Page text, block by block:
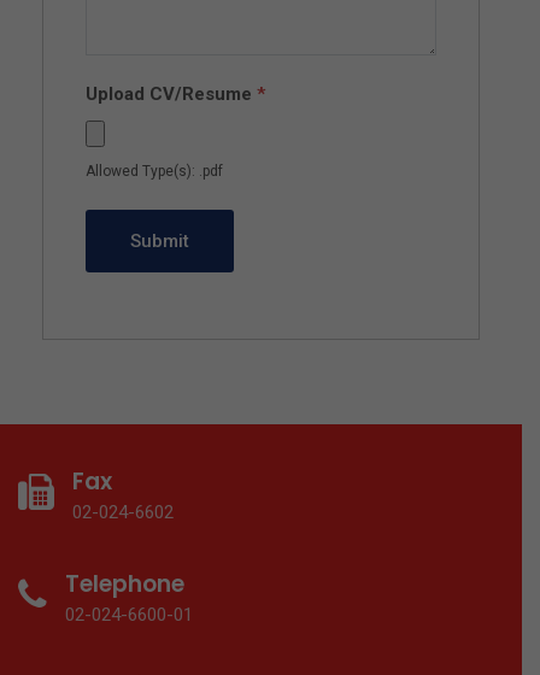
Upload CV/Resume *
Allowed Type(s): .pdf
Fax
02-024-6602
Telephone
02-024-6600-01